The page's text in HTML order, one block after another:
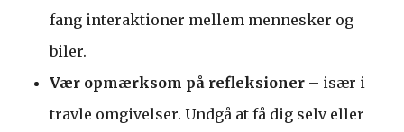
fang interaktioner mellem mennesker og
biler.
Vær opmærksom på refleksioner – især i
travle omgivelser. Undgå at få dig selv eller